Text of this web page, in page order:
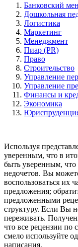
Банковский
Дошкольная
Логистика
Маркетинг
Менеджмент
Пиар (PR)
Право
Строительство
Управление
Управление
Финансы и
Экономика
Используя
уверенным, что в
быть уверенным, что
недочетов. Вы
воспользоваться их
предложения;
предложенными
структуру. Если Вы
переживать.
что все рецензии по
смело используйте
написания.